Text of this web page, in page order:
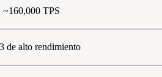
~160,000 TPS
de alto rendimiento